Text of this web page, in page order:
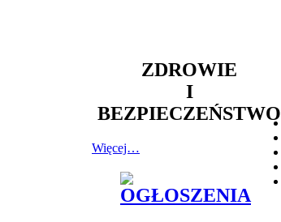
ZDROWIE
I
BEZPIECZEŃSTWO
Więcej…